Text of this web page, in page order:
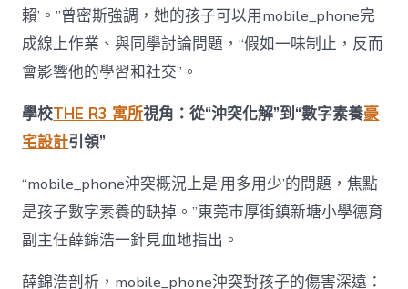
賴’。”曾密斯強調，她的孩子可以用mobile_phone完
成線上作業、與同學討論問題，“假如一味制止，反而
會影響他的學習和社交”。
學校THE R3 寓所視角：從“沖突化解”到“數字素養豪
宅設計引領”
“mobile_phone沖突概況上是‘用多用少’的問題，焦點
是孩子數字素養的缺掉。”東莞市厚街鎮新塘小學德育
副主任薛錦浩一針見血地指出。
薛錦浩剖析，mobile_phone沖突對孩子的傷害深遠：